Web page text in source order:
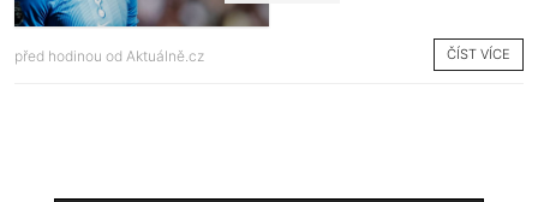
před hodinou od Aktuálně.cz ČÍST VÍCE